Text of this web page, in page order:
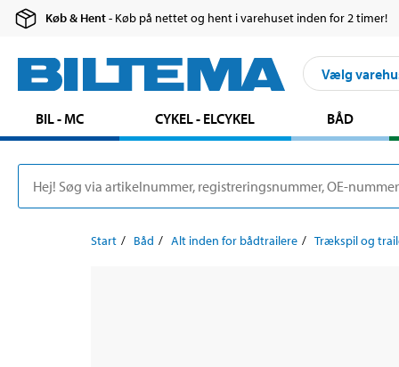
Køb & Hent- Køb på nettet og hent i varehuset inden for 2 timer!
Vælg
BIL - MC CYKEL - ELCYKEL BÅD
Start Båd Alt inden for bådtrailere Trækspil og